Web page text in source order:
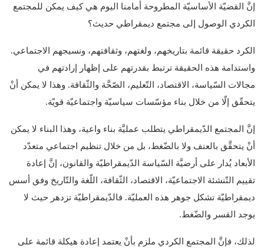
إنَّ القضيّة الأساسيّة المطروحة أمامنا اليوم هي كيف يمكن للمجتمع
الكردي الوصول إلى مجتمع ديمقراطي حديث؟
الكرد حقيقة قائمة بتاريخهم، ولغتهم، وثقافتهم، ونسيجهم الاجتماعي.
واستدامة هذه الحقيقة ترتبط بقدرتهم على إظهار إرادتهم في
مجالات السّياسة، الاقتصاد، التّعليم، الصّحَّة والثّقافة. وهذا لا يمكن أنْ
يتحقّق إلّا من خلال بناء مؤسّسات سياسيّة واجتماعيّة قويّة.
إنَّ المجتمع الدّيمقراطي يتطلب عمليَّة بناء واعية، وهذا البناء لا يمكن
أنْ يتحقَّق بالعنف ولا بالضّغط، بل من خلال تنظيم اجتماعي متعدّد
الأبعاد يُدار على أرضيَّة السّياسة الدّيمقراطيّة والقانون، إنَّ إعادة
تقييم التّنشئة الاجتماعيّة، الاقتصاد، الثّقافة، اللّغة والتّاريخ وفق أسس
ديمقراطيّة تشكل جوهر هذه العمليّة. فالدّيمقراطيّة تزدهر حيث لا
يوجد القسر والضّغط.
لذلك، فإنَّ المجتمع الكردي ملزم بأنْ يعتمد إعادة هيكلة قائمة على